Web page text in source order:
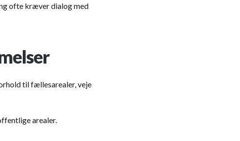
ofte kræver dialog med
til fællesarealer, veje
arealer.